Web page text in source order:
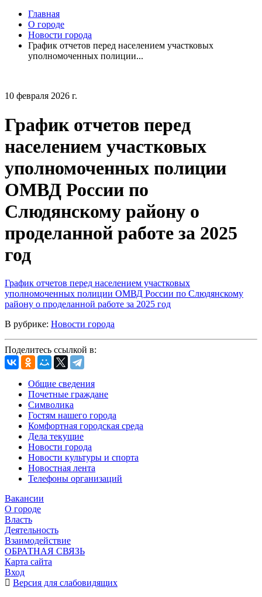
Главная
О городе
Новости города
График отчетов перед населением участковых
уполномоченных полиции...
10 февраля 2026 г.
График отчетов перед
населением участковых
уполномоченных полиции
ОМВД России по
Слюдянскому району о
проделанной работе за 2025
год
График отчетов перед населением участковых
уполномоченных полиции ОМВД России по Слюдянскому
району о проделанной работе за 2025 год
В рубрике: Новости города
Поделитесь ссылкой в:
Общие сведения
Почетные граждане
Символика
Гостям нашего города
Комфортная городская среда
Дела текущие
Новости города
Новости культуры и спорта
Новостная лента
Телефоны организаций
Вакансии
О городе
Власть
Деятельность
Взаимодействие
ОБРАТНАЯ СВЯЗЬ
Карта сайта
Вход
Версия для слабовидящих